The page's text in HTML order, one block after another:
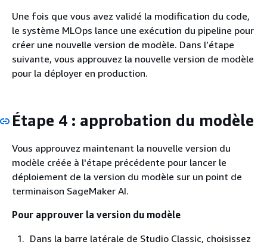
Une fois que vous avez validé la modification du code,
le système MLOps lance une exécution du pipeline pour
créer une nouvelle version de modèle. Dans l’étape
suivante, vous approuvez la nouvelle version de modèle
pour la déployer en production.
Étape 4 : approbation du modèle
Vous approuvez maintenant la nouvelle version du
modèle créée à l'étape précédente pour lancer le
déploiement de la version du modèle sur un point de
terminaison SageMaker AI.
Pour approuver la version du modèle
Dans la barre latérale de Studio Classic, choisissez